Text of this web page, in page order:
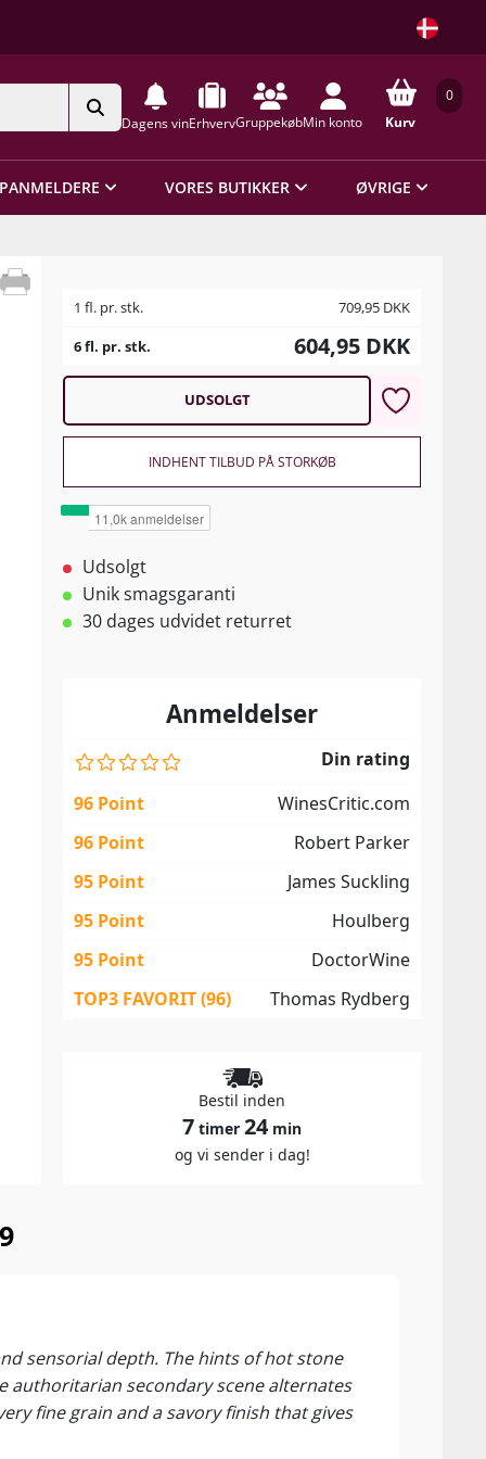
Dagens vinErhvervGruppekøbMin konto
0
Kurv
VORES BUTIKKER ØVRIGE
1 fl. pr. stk. 709,95 DKK
6 fl. pr. stk.
604,95 DKK
UDSOLGT
INDHENT TILBUD PÅ STORKØB
Udsolgt
Unik smagsgaranti
30 dages udvidet returret
Anmeldelser
Din rating
96 Point
WinesCritic.com
96 Point
Robert Parker
95 Point
James Suckling
95 Point
Houlberg
95 Point
DoctorWine
TOP3 FAVORIT (96)
Thomas Rydberg
Bestil inden
7 timer 24 min
og vi sender i dag!
sensorial depth. The hints of hot stone
authoritarian secondary scene alternates
fine grain and a savory finish that gives